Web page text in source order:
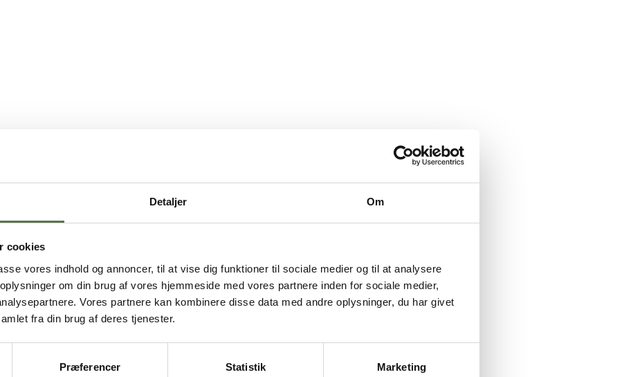
Detaljer Om
cookies
vores indhold og annoncer, til at vise dig funktioner til sociale medier og til at analysere
om din brug af vores hjemmeside med vores partnere inden for sociale medier,
Vores partnere kan kombinere disse data med andre oplysninger, du har givet
fra din brug af deres tjenester.
Præferencer Statistik Marketing